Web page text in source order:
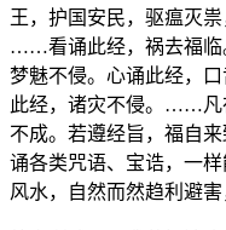
王，护国安民，驱瘟灭
……看诵此经，祸去福临
梦魅不侵。心诵此经，
此经，诸灾不侵。……凡
不成。若遵经旨，福自
诵各类咒语、宝诰，一
风水，自然而然趋利避害